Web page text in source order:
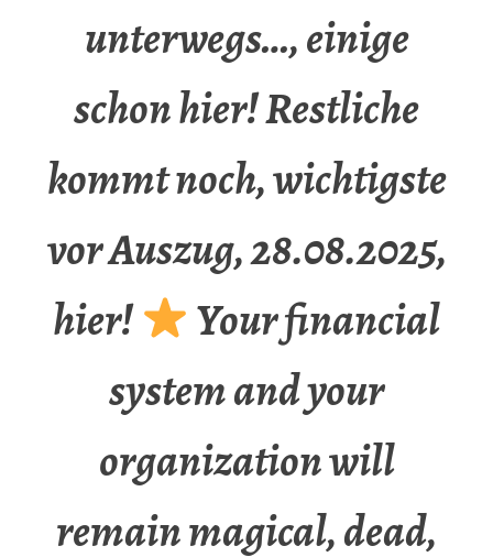
unterwegs…, einige
schon hier! Restliche
kommt noch, wichtigste
vor Auszug, 28.08.2025,
hier!
Your financial
system and your
organization will
remain magical, dead,